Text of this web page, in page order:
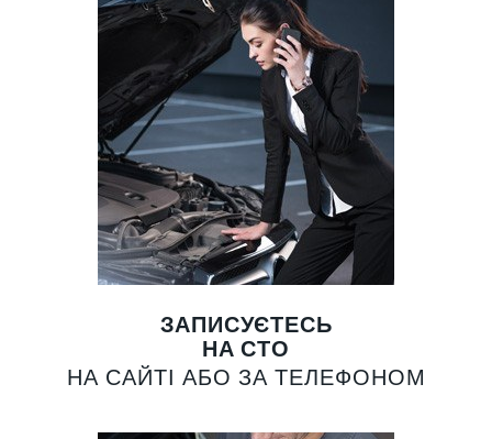
ЗАПИСУЄТЕСЬ
НА СТО
НА САЙТІ АБО ЗА ТЕЛЕФОНОМ